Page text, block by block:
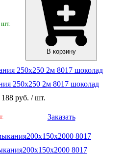
шт.
В корзину
250х250 2м 8017 шоколад
188 руб. / шт.
Заказать
8017